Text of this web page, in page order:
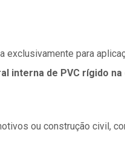
exclusivamente para
interna de PVC rígido
ou construção civil,